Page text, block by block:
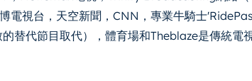
電視台，天空新聞，CNN，專業牛騎士
替代節目取代），體育場和Theblaze是傳統電